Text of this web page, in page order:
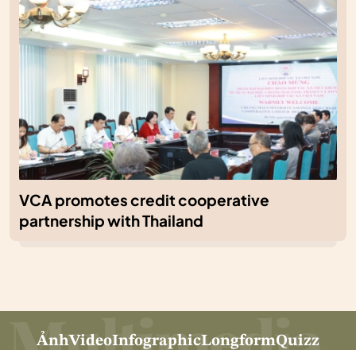
VCA promotes credit cooperative
partnership with Thailand
ẢnhVideoInfographicLongformQuizz